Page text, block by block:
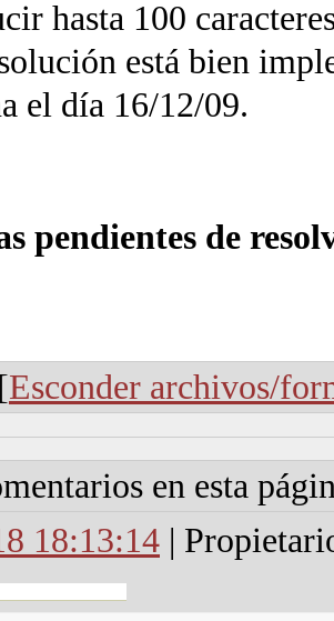
hasta 100
está bien
el día 16/12/09.
pendientes de
Esconder archivos/
en esta
18:13:14 |